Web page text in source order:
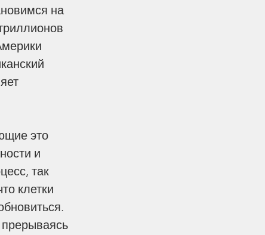
на
и
так
клетки